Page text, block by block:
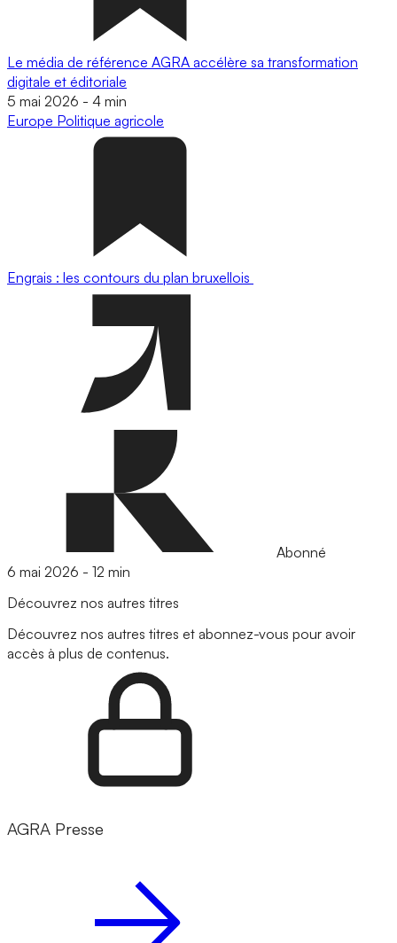
Le média de référence AGRA accélère sa transformation
digitale et éditoriale
5 mai 2026 - 4 min
Europe Politique agricole
Engrais : les contours du plan bruxellois
Abonné
6 mai 2026 - 12 min
Découvrez nos autres titres
Découvrez nos autres titres et abonnez-vous pour avoir
accès à plus de contenus.
AGRA Presse